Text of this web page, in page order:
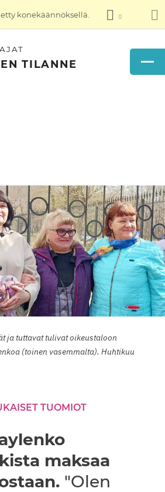
konekäännöksellä.
TILANNE
ja tuttavat tulivat oikeustaloon
(toinen vasemmalta). Huhtikuu
TUOMIOT
maksaa
"Olen